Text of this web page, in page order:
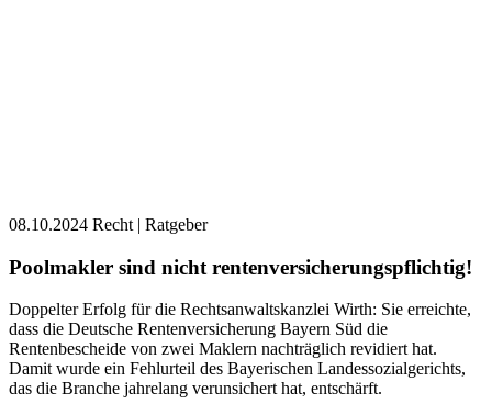
08.10.2024 Recht | Ratgeber
Poolmakler sind nicht rentenversicherungspflichtig!
Doppelter Erfolg für die Rechtsanwaltskanzlei Wirth: Sie erreichte,
dass die Deutsche Rentenversicherung Bayern Süd die
Rentenbescheide von zwei Maklern nachträglich revidiert hat.
Damit wurde ein Fehlurteil des Bayerischen Landessozialgerichts,
das die Branche jahrelang verunsichert hat, entschärft.